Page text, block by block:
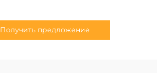
Получить предложение